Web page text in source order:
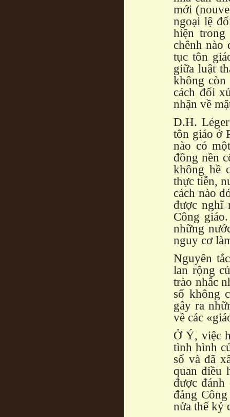
mới
ngoại lệ
hiện
chênh nào
tục tôn
giữa luật
không còn
cách đối
nhận về
D.H.
tôn giáo ở
nào có
đồng nền
không hề
thực tiễn,
cách nào
được nghĩ
Công
những
nguy cơ
Nguyên
lan rộng
trào nhắc
số không
gây ra
về các
Ở Ý, việc
tình hình
số và đã
quan điều
được
đảng
nửa thế kỷ